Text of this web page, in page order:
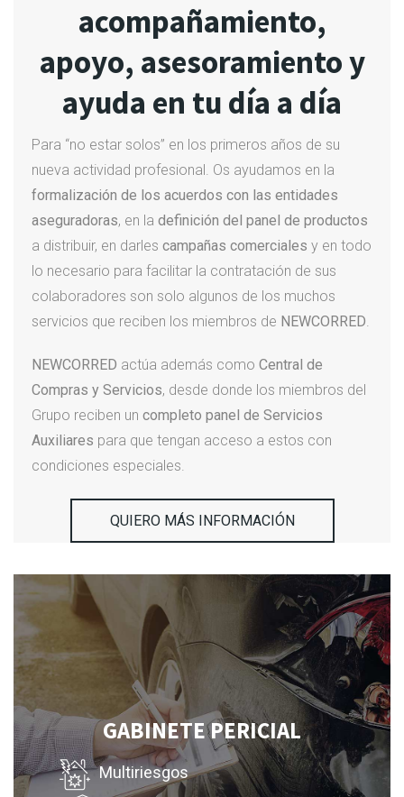
acompañamiento,
apoyo, asesoramiento y
ayuda en tu día a día
Para “no estar solos” en los primeros años de su
nueva actividad profesional. Os ayudamos en la
formalización de los acuerdos con las entidades
aseguradoras, en la definición del panel de productos
a distribuir, en darles campañas comerciales y en todo
lo necesario para facilitar la contratación de sus
colaboradores son solo algunos de los muchos
servicios que reciben los miembros de NEWCORRED.
NEWCORRED actúa además como Central de
Compras y Servicios, desde donde los miembros del
Grupo reciben un completo panel de Servicios
Auxiliares para que tengan acceso a estos con
condiciones especiales.
QUIERO MÁS INFORMACIÓN
GABINETE PERICIAL
Multiriesgos